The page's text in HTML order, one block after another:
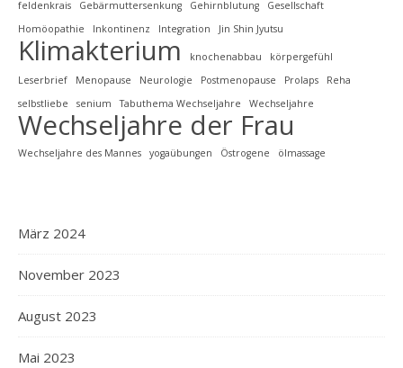
feldenkrais Gebärmuttersenkung Gehirnblutung
Gesellschaft
Homöopathie
Inkontinenz Integration Jin Shin Jyutsu
Klimakterium knochenabbau
körpergefühl
Leserbrief
Menopause Neurologie Postmenopause Prolaps
Reha
selbstliebe
senium Tabuthema Wechseljahre Wechseljahre
Wechseljahre der Frau
Wechseljahre des Mannes yogaübungen Östrogene ölmassage
März 2024
November 2023
August 2023
Mai 2023